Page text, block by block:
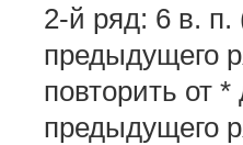
2-й ряд: 6 в. п.
предыдущего
повторить от *
предыдущего